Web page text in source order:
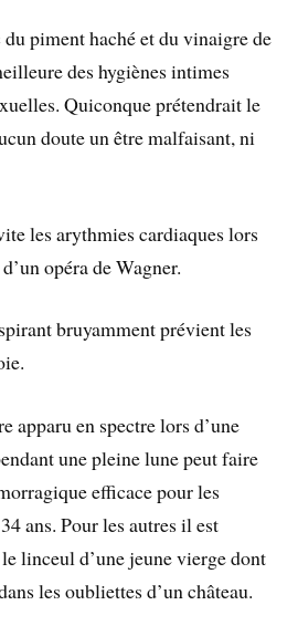
du piment haché et du vinaigre de
des hygiènes intimes
Quiconque prétendrait le
doute un être malfaisant, ni
les arythmies cardiaques lors
opéra de Wagner.
bruyamment prévient les
apparu en spectre lors d’une
une pleine lune peut faire
efficace pour les
ans. Pour les autres il est
linceul d’une jeune vierge dont
les oubliettes d’un château.